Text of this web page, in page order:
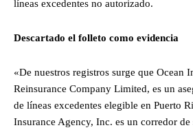
líneas excedentes no autorizado.
Descartado el folleto como evidencia
«De nuestros registros surge que Ocean
Reinsurance Company Limited, es un
de líneas excedentes elegible en Puerto
Insurance Agency, Inc. es un corredor de